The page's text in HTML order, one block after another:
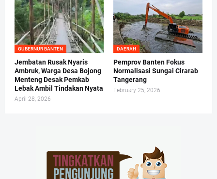
GUBERNUR BANTEN
Jembatan Rusak Nyaris
Ambruk, Warga Desa Bojong
Menteng Desak Pemkab
Lebak Ambil Tindakan Nyata
April 28, 2026
DAERAH
Pemprov Banten Fokus
Normalisasi Sungai Cirarab
Tangerang
February 25, 2026